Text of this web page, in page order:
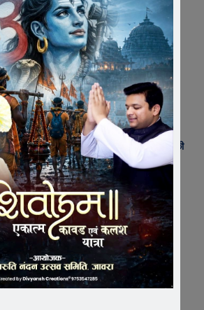
सुपरवाइजर, लोक शिक्षण संचालनालय के आदेशों की